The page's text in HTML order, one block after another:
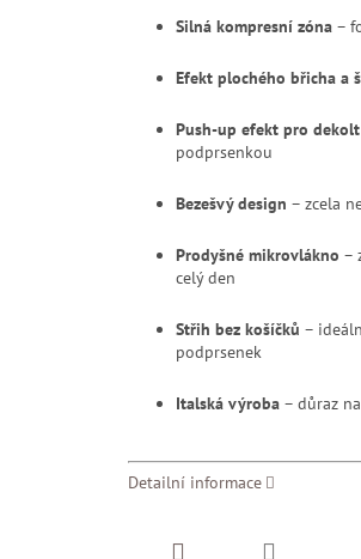
Silná kompresní zóna–
Efekt plochého břicha a
Push-up efekt pro dekolt
podprsenkou
Bezešvý design – zcela
Prodyšné mikrovlákno –
celý den
Střih bez košíčků –
podprsenek
Italská výroba– důraz
Detailní informace